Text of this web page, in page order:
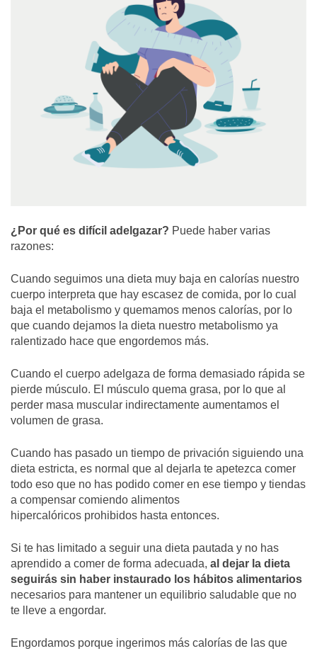
¿Por qué es difícil adelgazar? Puede haber varias
razones:
Cuando seguimos una dieta muy baja en calorías nuestro
cuerpo interpreta que hay escasez de comida, por lo cual
baja el metabolismo y quemamos menos calorías, por lo
que cuando dejamos la dieta nuestro metabolismo ya
ralentizado hace que engordemos más.
Cuando el cuerpo adelgaza de forma demasiado rápida se
pierde músculo. El músculo quema grasa, por lo que al
perder masa muscular indirectamente aumentamos el
volumen de grasa.
Cuando has pasado un tiempo de privación siguiendo una
dieta estricta, es normal que al dejarla te apetezca comer
todo eso que no has podido comer en ese tiempo y tiendas
a compensar comiendo alimentos
hipercalóricos prohibidos hasta entonces.
Si te has limitado a seguir una dieta pautada y no has
aprendido a comer de forma adecuada, al dejar la dieta
seguirás sin haber instaurado los hábitos alimentarios
necesarios para mantener un equilibrio saludable que no
te lleve a engordar.
Engordamos porque ingerimos más calorías de las que